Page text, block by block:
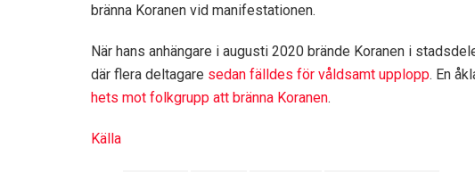
bränna Koranen vid manifestationen.
När hans anhängare i augusti 2020 brände Koranen i
där flera deltagare sedan fälldes för våldsamt upplopp. En
hets mot folkgrupp att bränna Koranen.
Källa